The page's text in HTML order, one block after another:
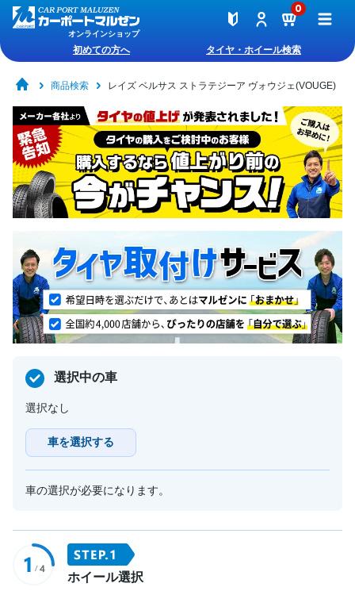
オンラインショップ
0
初めての方へ タイヤ・ホイール検索
商品検索 レイズ ベルサス ストラテジーア ヴォウジェ(VOUGE)
選択中の車
選択なし
車を選択する
車の選択が必要になります。
ホイール選択